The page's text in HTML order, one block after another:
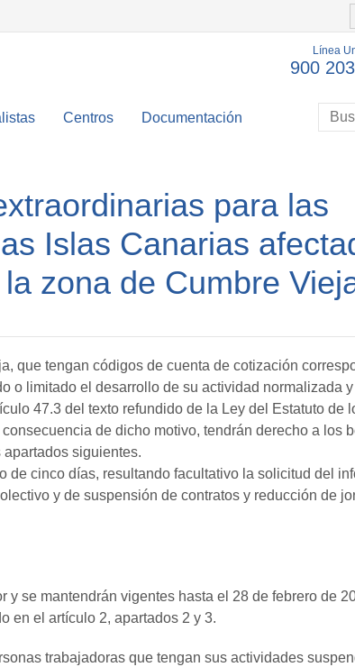
Línea
900
Centros Documentación
para las
Islas Canarias
zona de Cumbre
que tengan códigos de cuenta de cotización
o limitado el desarrollo de su actividad normalizada
47.3 del texto refundido de la Ley del Estatuto de
de dicho motivo, tendrán derecho a los
siguientes.
cinco días, resultando facultativo la solicitud del
y de suspensión de contratos y reducción de
se mantendrán vigentes hasta el 28 de febrero de
en el artículo 2, apartados 2 y 3.
trabajadoras que tengan sus actividades